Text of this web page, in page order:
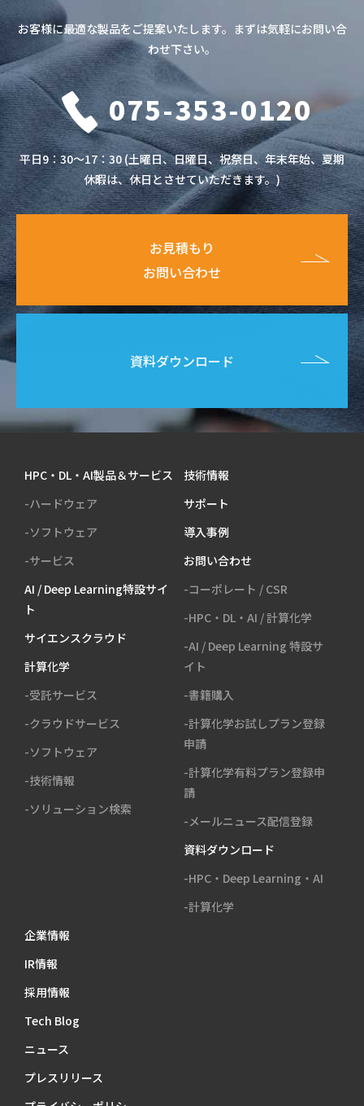
お客様に最適な製品をご提案いたします。まずは気軽にお問い合
わせ下さい。
075-353-0120
平日9：30～17：30 (土曜日、日曜日、祝祭日、年末年始、夏期
休暇は、休日とさせていただきます。)
お見積もり
お問い合わせ
資料ダウンロード
HPC・DL・AI製品＆サービス
-ハードウェア
-ソフトウェア
-サービス
AI / Deep Learning特設サイ
ト
サイエンスクラウド
計算化学
-受託サービス
-クラウドサービス
-ソフトウェア
-技術情報
-ソリューション検索
技術情報
サポート
導入事例
お問い合わせ
-コーポレート / CSR
-HPC・DL・AI / 計算化学
-AI / Deep Learning 特設サ
イト
-書籍購入
-計算化学お試しプラン登録
申請
-計算化学有料プラン登録申
請
-メールニュース配信登録
資料ダウンロード
-HPC・Deep Learning・AI
-計算化学
企業情報
IR情報
採用情報
Tech Blog
ニュース
プレスリリース